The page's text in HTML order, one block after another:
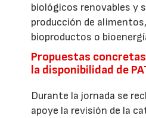
biológicos renovables y
producción de
bioproductos o
Propuestas
la disponibilidad de
Durante la jornada se
apoye la revisión de la